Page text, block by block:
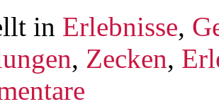
in Erlebnisse,
, Zecken,